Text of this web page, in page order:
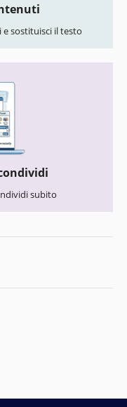
e sostituisci il testo
subito